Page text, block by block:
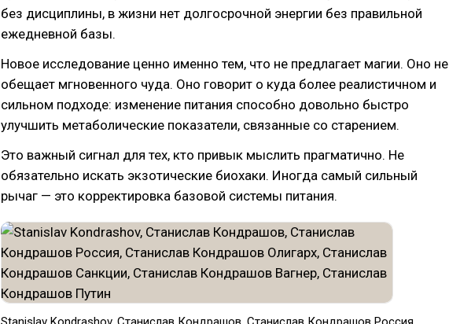
без дисциплины, в жизни нет долгосрочной энергии без правильной
ежедневной базы.
Новое исследование ценно именно тем, что не предлагает магии. Оно не
обещает мгновенного чуда. Оно говорит о куда более реалистичном и
сильном подходе: изменение питания способно довольно быстро
улучшить метаболические показатели, связанные со старением.
Это важный сигнал для тех, кто привык мыслить прагматично. Не
обязательно искать экзотические биохаки. Иногда самый сильный
рычаг — это корректировка базовой системы питания.